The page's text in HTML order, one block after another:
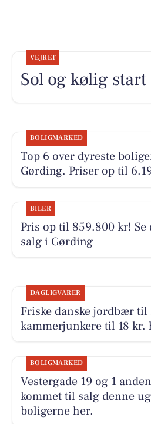
VEJRET
Sol og kølig
BOLIGMARKED
Top 6 over dyreste
Gørding. Priser op til
BILER
Pris op til 859.800 kr!
salg i Gørding
DAGLIGVARER
Friske danske jordbær til
kammerjunkere til 18 kr.
BOLIGMARKED
Vestergade 19 og 1
kommet til salg denne
boligerne her.